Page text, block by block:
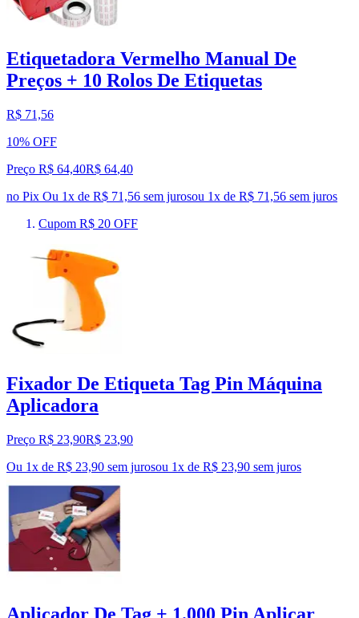
Etiquetadora Vermelho Manual De
Preços + 10 Rolos De Etiquetas
R$ 71,56
10% OFF
Preço R$ 64,40R$ 64,40
no Pix Ou 1x de R$ 71,56 sem jurosou 1x de R$ 71,56 sem juros
Cupom R$ 20 OFF
Fixador De Etiqueta Tag Pin Máquina
Aplicadora
Preço R$ 23,90R$ 23,90
Ou 1x de R$ 23,90 sem jurosou 1x de R$ 23,90 sem juros
Aplicador De Tag + 1.000 Pin Aplicar